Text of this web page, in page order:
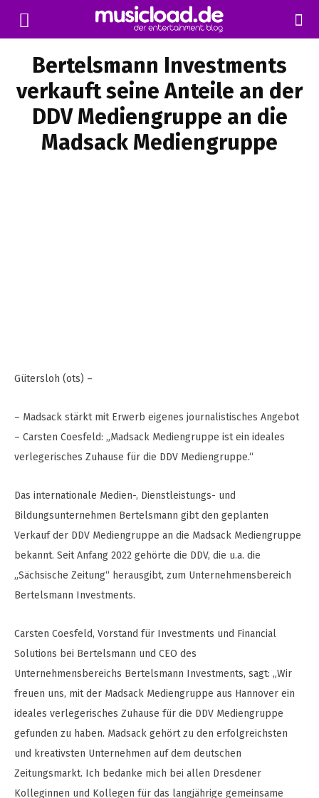
Bertelsmann Investments
verkauft seine Anteile an der
DDV Mediengruppe an die
Madsack Mediengruppe
Gütersloh (ots) –
– Madsack stärkt mit Erwerb eigenes journalistisches Angebot
– Carsten Coesfeld: „Madsack Mediengruppe ist ein ideales
verlegerisches Zuhause für die DDV Mediengruppe.“
Das internationale Medien-, Dienstleistungs- und
Bildungsunternehmen Bertelsmann gibt den geplanten
Verkauf der DDV Mediengruppe an die Madsack Mediengruppe
bekannt. Seit Anfang 2022 gehörte die DDV, die u.a. die
„Sächsische Zeitung“ herausgibt, zum Unternehmensbereich
Bertelsmann Investments.
Carsten Coesfeld, Vorstand für Investments und Financial
Solutions bei Bertelsmann und CEO des
Unternehmensbereichs Bertelsmann Investments, sagt: „Wir
freuen uns, mit der Madsack Mediengruppe aus Hannover ein
ideales verlegerisches Zuhause für die DDV Mediengruppe
gefunden zu haben. Madsack gehört zu den erfolgreichsten
und kreativsten Unternehmen auf dem deutschen
Zeitungsmarkt. Ich bedanke mich bei allen Dresdener
Kolleginnen und Kollegen für das langjährige gemeinsame